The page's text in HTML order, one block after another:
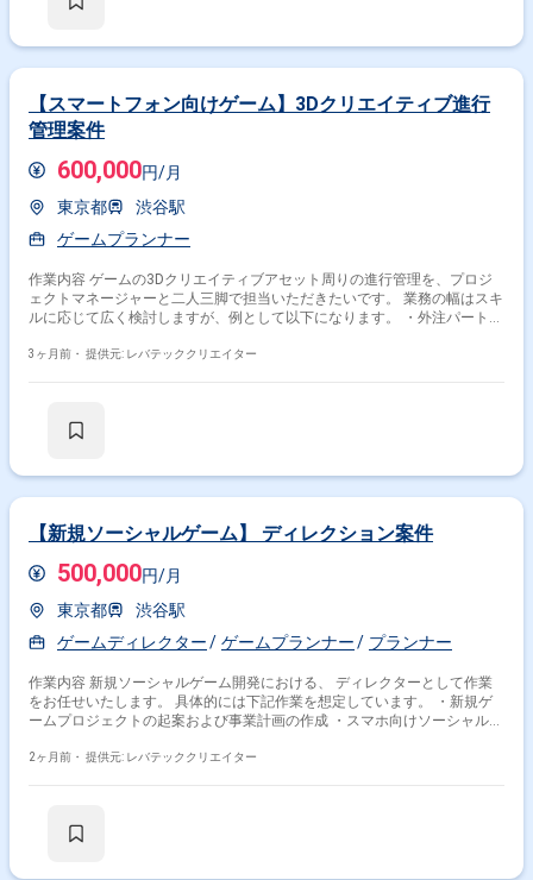
【スマートフォン向けゲーム】3Dクリエイティブ進行
管理案件
600,000円/月
東京都
渋谷駅
ゲームプランナー
作業内容 ゲームの3Dクリエイティブアセット周りの進行管理を、プロジ
ェクトマネージャーと二人三脚で担当いただきたいです。 業務の幅はスキ
ルに応じて広く検討しますが、例として以下になります。 ・外注パートナ
3ヶ月前・ 提供元: レバテッククリエイター
【新規ソーシャルゲーム】 ディレクション案件
500,000円/月
東京都
渋谷駅
ゲームディレクター
ゲームプランナー プランナー
作業内容 新規ソーシャルゲーム開発における、 ディレクターとして作業
をお任せいたします。 具体的には下記作業を想定しています。 ・新規ゲ
ームプロジェクトの起案および事業計画の作成 ・スマホ向けソーシャルゲ
進捗、品質、予算管理 ・社内外ステークホルダーとの調整提案
2ヶ月前・ 提供元: レバテッククリエイター